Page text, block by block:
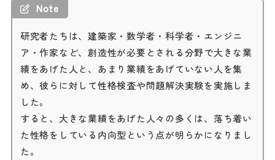
Note
研究者たちは、建築家・数学者・科学者・エンジニ
ア・作家など、創造性が必要とされる分野で大きな業
績をあげた人と、あまり業績をあげていない人を集
め、彼らに対して性格検査や問題解決実験を実施しま
した。
すると、大きな業績をあげた人々の多くは、落ち着い
た性格をしている内向型という点が明らかになりまし
た。